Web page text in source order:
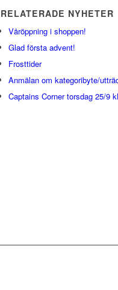
RELATERADE NYHETER
Våröppning i shoppen!
Glad första advent!
Frosttider
Anmälan om kategoribyte/
Captains Corner torsdag 25/9